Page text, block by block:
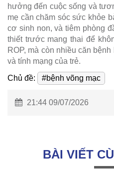
hưởng đến cuộc sống và
mẹ cần chăm sóc sức khỏe
cơ sinh non, và tiêm phòng
thiết trước mang thai để
ROP, mà còn nhiều căn
và tính mạng của trẻ.
Chủ đề:
#bệnh võng mạc
21:44 09/07/2026
BÀI VIẾT